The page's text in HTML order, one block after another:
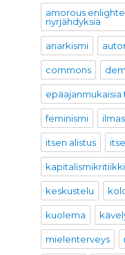
amorous
nyrjähdyksiä
anarkismi
commons
epäajanmukaisia
feminismi
itsen alistus
kapitalismikritiikki
keskustelu
kuolema
mielenterveys